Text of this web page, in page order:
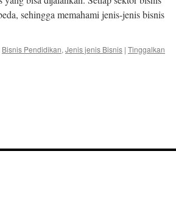
sehingga memahami jenis-jenis bisnis
Bisnis Pendidikan, Jenis jenis Bisnis | Tinggalkan